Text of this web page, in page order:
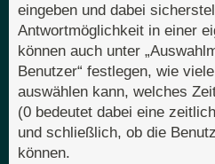
eingeben und dabei
Antwortmöglichkeit in einer
können auch unter
Benutzer“ festlegen, wie
auswählen kann, welches
(0 bedeutet dabei eine
und schließlich, ob die
können.